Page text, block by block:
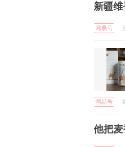
新疆
网易号
网易号
他把